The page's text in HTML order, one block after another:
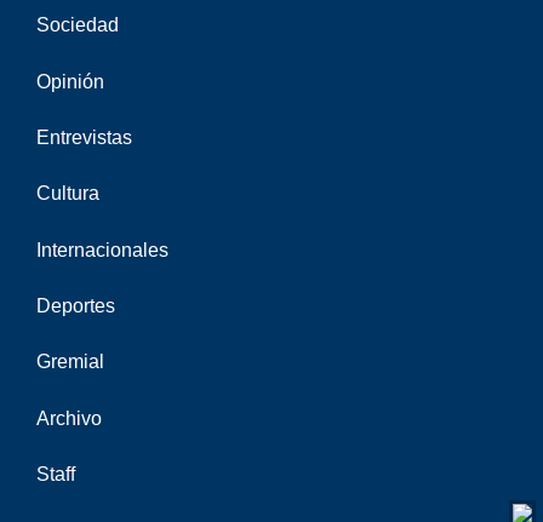
Sociedad
Opinión
Entrevistas
Cultura
Internacionales
Deportes
Gremial
Archivo
Staff